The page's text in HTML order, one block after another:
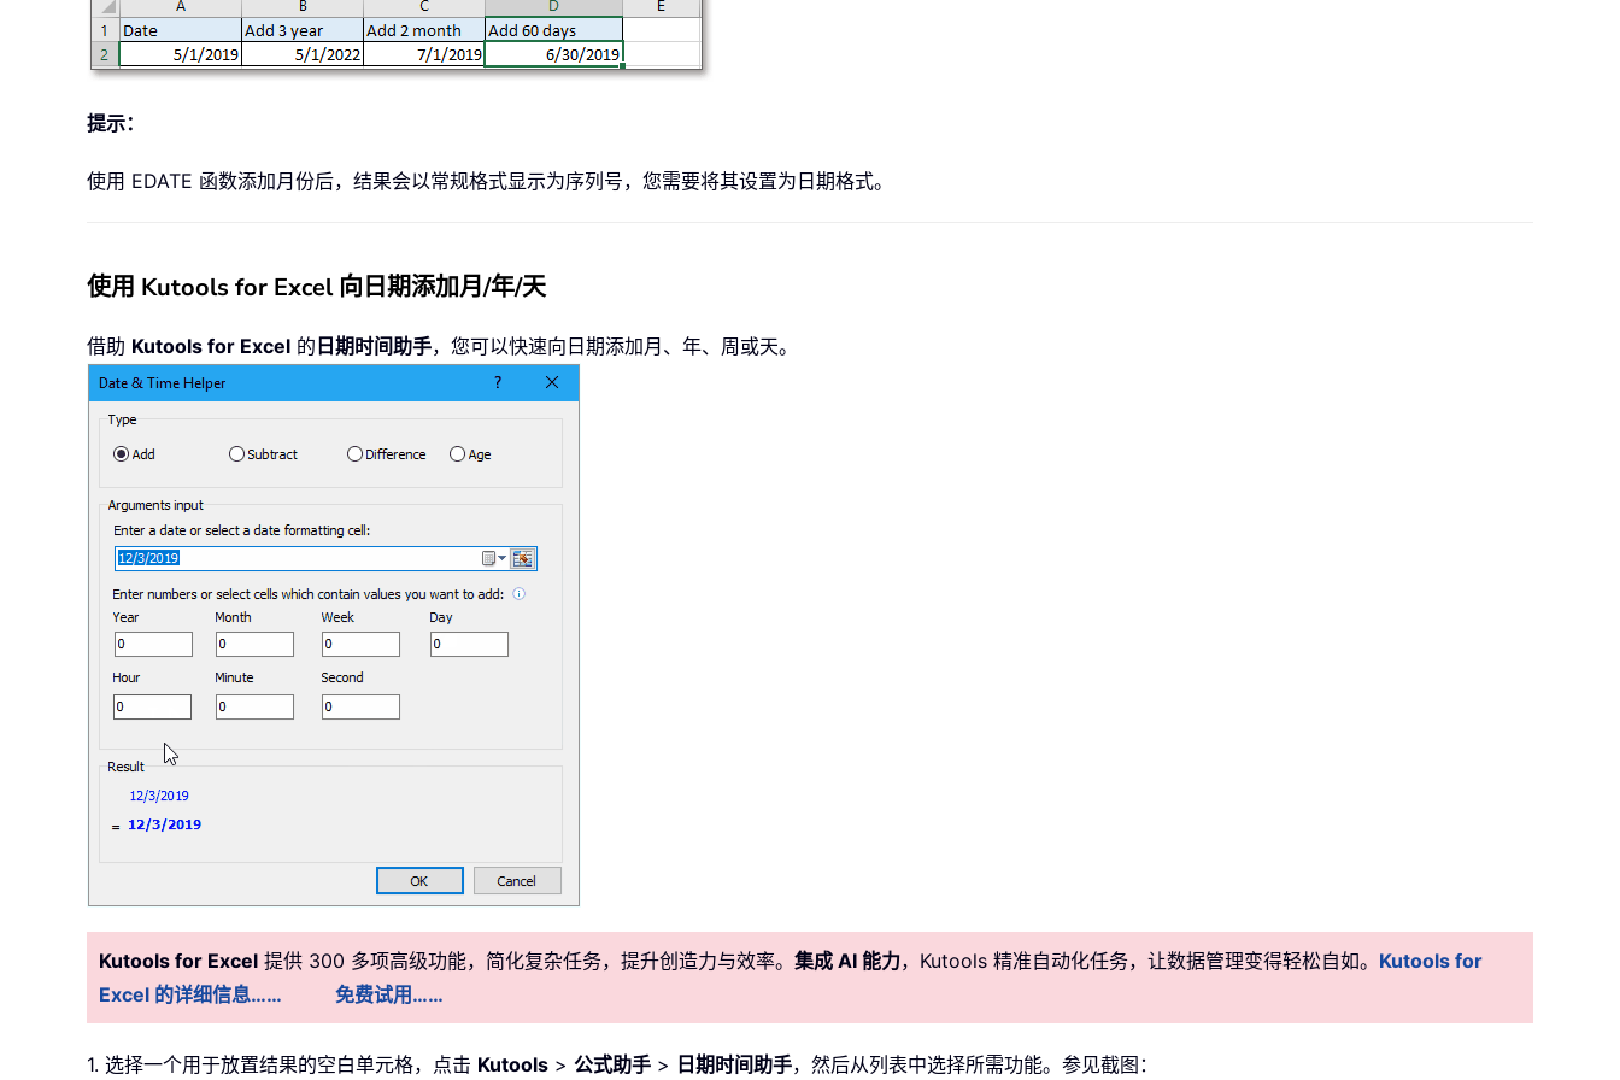
提示：
使用 EDATE 函数添加月份后，结果会以常规格式显示为序列号，您需要将其设置为日期格式。
使用 Kutools for Excel 向日期添加月/年/天
借助 Kutools for Excel 的 日期时间助手，您可以快速向日期添加月、年、周或天。
Kutools for Excel 提供 300 多项高级功能，简化复杂任务，提升创造力与效率。 集成 AI 能力，Kutools 精准自动化任务，让数据管理变得轻松自如。 Kutools for
Excel 的详细信息……
免费试用……
1. 选择一个用于放置结果的空白单元格，点击 Kutools > 公式助手 > 日期时间助手，然后从列表中选择所需功能。参见截图：